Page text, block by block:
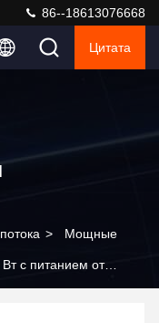
86--18613076668
Цитата
> Мощные
с питанием от